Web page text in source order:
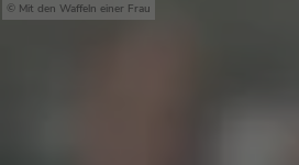
Mit den Waffeln einer Frau